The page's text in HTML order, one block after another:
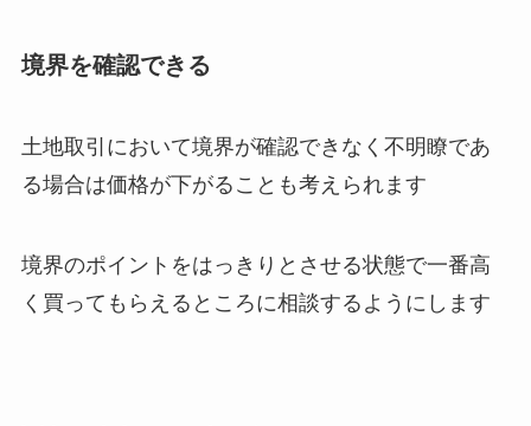
境界を確認できる
土地取引において境界が確認できなく不明瞭であ
る場合は価格が下がることも考えられます
境界のポイントをはっきりとさせる状態で一番高
く買ってもらえるところに相談するようにします